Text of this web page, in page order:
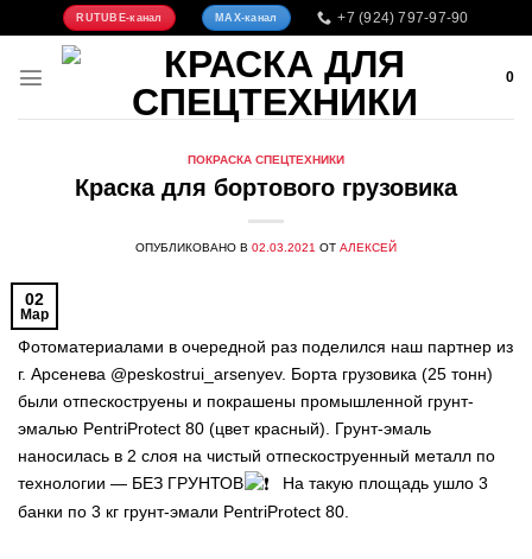
to
content
RUTUBE-канал MAX-канал +7 (924) 797-97-90
0
ПОКРАСКА СПЕЦТЕХНИКИ
Краска для бортового грузовика
ОПУБЛИКОВАНО В 02.03.2021 ОТ АЛЕКСЕЙ
02
Мар
Фотоматериалами в очередной раз поделился наш партнер из
г. Арсенева @peskostrui_arsenyev. Борта грузовика (25 тонн)
были отпескоструены и покрашены промышленной грунт-
эмалью PentriProtect 80 (цвет красный). Грунт-эмаль
наносилась в 2 слоя на чистый отпескоструенный металл по
технологии — БЕЗ ГРУНТОВ
⠀На такую площадь ушло 3
банки по 3 кг грунт-эмали PentriProtect 80.